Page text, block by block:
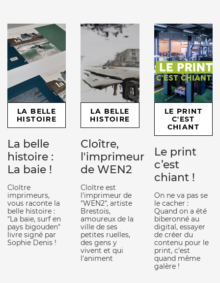
LA BELLE
HISTOIRE
La belle
histoire :
La baie !
Cloître
imprimeurs,
vous raconte la
belle histoire :
"La baie, surf en
pays bigouden"
livre signé par
Sophie Denis !
LA BELLE
HISTOIRE
Cloître,
l'imprimeur
de WEN2
Cloître est
l'imprimeur de
"WEN2", artiste
Brestois,
amoureux de la
ville de ses
petites ruelles,
des gens y
vivent et qui
l'animent
LE PRINT
C'EST
CHIANT
Le print
c’est
chiant !
On ne va pas se
le cacher :
Quand on a été
biberonné au
digital, essayer
de créer du
contenu pour le
print, c’est
quand même
galère !